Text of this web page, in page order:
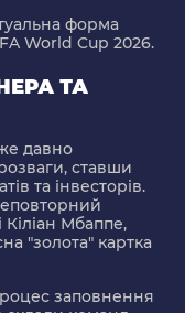
форма
World Cup 2026.
ТА
давно
ставши
та інвесторів.
Мбаппе,
"золота" картка
заповнення